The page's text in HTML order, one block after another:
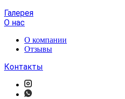
Галерея
О нас
О компании
Отзывы
Контакты